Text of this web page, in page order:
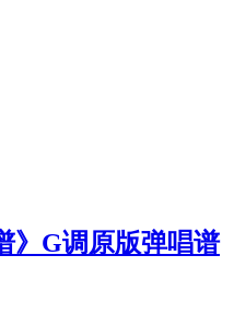
》G调原版弹唱谱